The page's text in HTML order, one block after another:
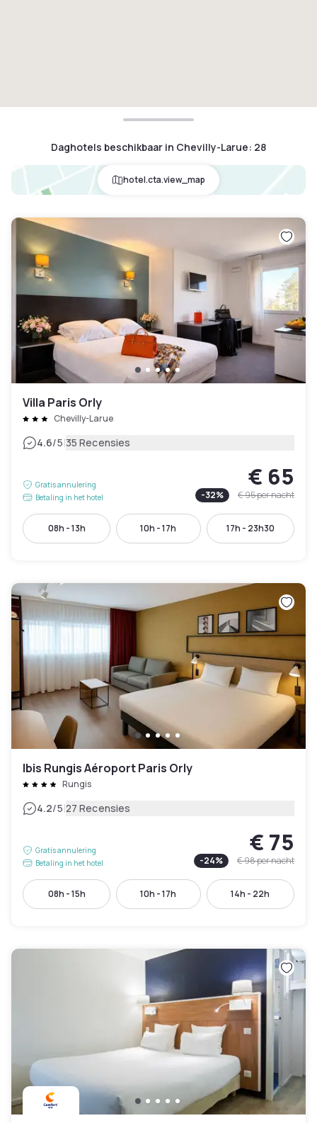
Daghotels beschikbaar in Chevilly-Larue: 28
hotel.cta.view_map
Villa Paris Orly
Chevilly-Larue
4.6/5|35 Recensies
Gratis annulering
Betaling in het hotel
€ 65
-32% € 95per nacht
08h - 13h 10h - 17h 17h - 23h30
Ibis Rungis Aéroport Paris Orly
Rungis
4.2/5|27 Recensies
Gratis annulering
Betaling in het hotel
€ 75
-24% € 98per nacht
08h - 15h 10h - 17h 14h - 22h